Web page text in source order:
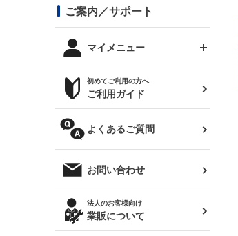
カナード
外装・補修パーツ
オリジンアーム(足回り)
レンズ
マフラー
リアウイング
リアゲート
メンテナンスパーツ
DTM:exclusive
まつど家 鉄八
JZX110 マークⅡ
ハイエース
レビン
トレノ
マークX
シルビア S14 前期
シルビア S15
180SX
ワンビア
RX-7
スバル
BRZ
レクサス
三菱
デリカ D:5
軽自動車
汎用
コンバットアイ用ライト
オプションタイヤ
サマータイヤ
ジムニー用タイヤ
ハイエース・バン用タイ
ホイールナット
ステッカー
トップス(半袖)
トップス(長袖)
パーカー
オーバーオール(つなぎ)
タオル
ご案内／サポート
マイメニュー
ログインする
お気に入りリスト
クーポンを見る
閲覧履歴
ニュースレターお申し込み
初めてご利用の方へ
ご利用ガイド
よくあるご質問
お問い合わせ
法人のお客様向け
業販について